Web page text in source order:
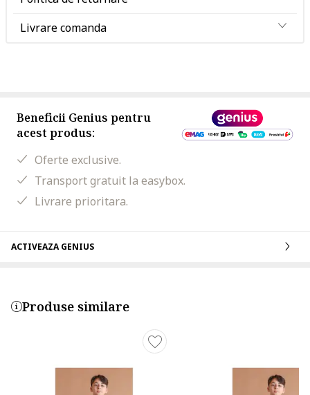
Livrare comanda
Beneficii Genius pentru
acest produs:
Oferte exclusive.
Transport gratuit la easybox.
Livrare prioritara.
ACTIVEAZA GENIUS
Produse similare